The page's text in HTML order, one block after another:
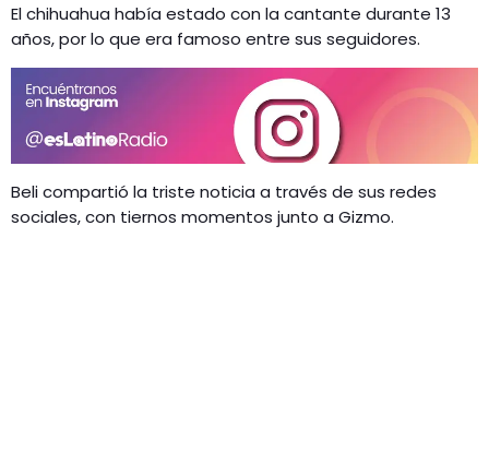
El chihuahua había estado con la cantante durante 13
años, por lo que era famoso entre sus seguidores.
Beli compartió la triste noticia a través de sus redes
sociales, con tiernos momentos junto a Gizmo.